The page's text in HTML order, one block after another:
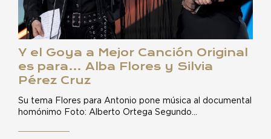
Y el Goya a Mejor Canción Original
es para… Alba Flores y Silvia
Pérez Cruz
Su tema Flores para Antonio pone música al documental
homónimo Foto: Alberto Ortega Segundo…